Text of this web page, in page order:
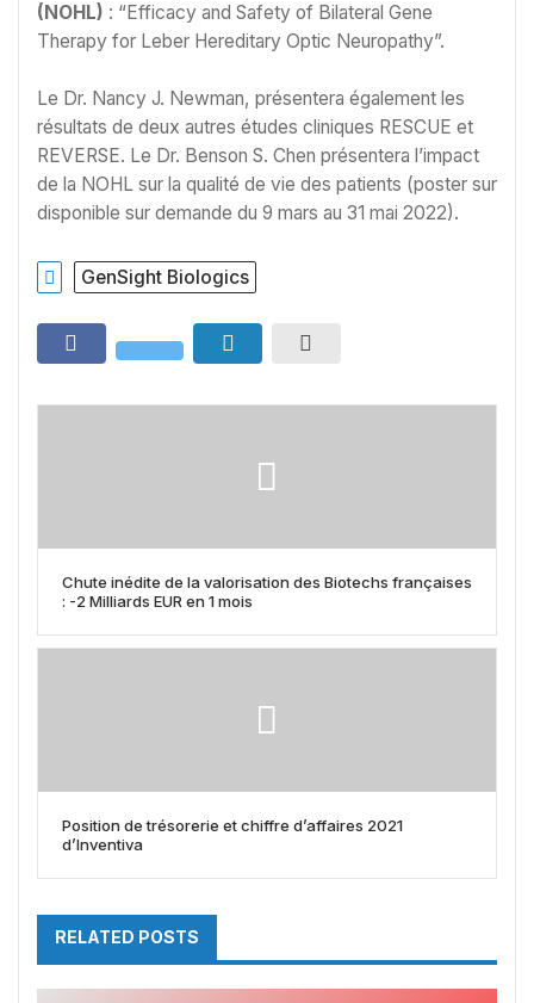
(NOHL) : “Efficacy and Safety of Bilateral Gene
Therapy for Leber Hereditary Optic Neuropathy”.
Le Dr. Nancy J. Newman, présentera également les
résultats de deux autres études cliniques RESCUE et
REVERSE. Le Dr. Benson S. Chen présentera l’impact
de la NOHL sur la qualité de vie des patients (poster sur
disponible sur demande du 9 mars au 31 mai 2022).
GenSight Biologics
Chute inédite de la valorisation des Biotechs françaises
: -2 Milliards EUR en 1 mois
Position de trésorerie et chiffre d’affaires 2021
d’Inventiva
RELATED POSTS